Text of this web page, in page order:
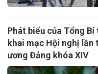
Phát biểu của Tổng
khai mạc Hội nghị lần
ương Đảng khóa XIV